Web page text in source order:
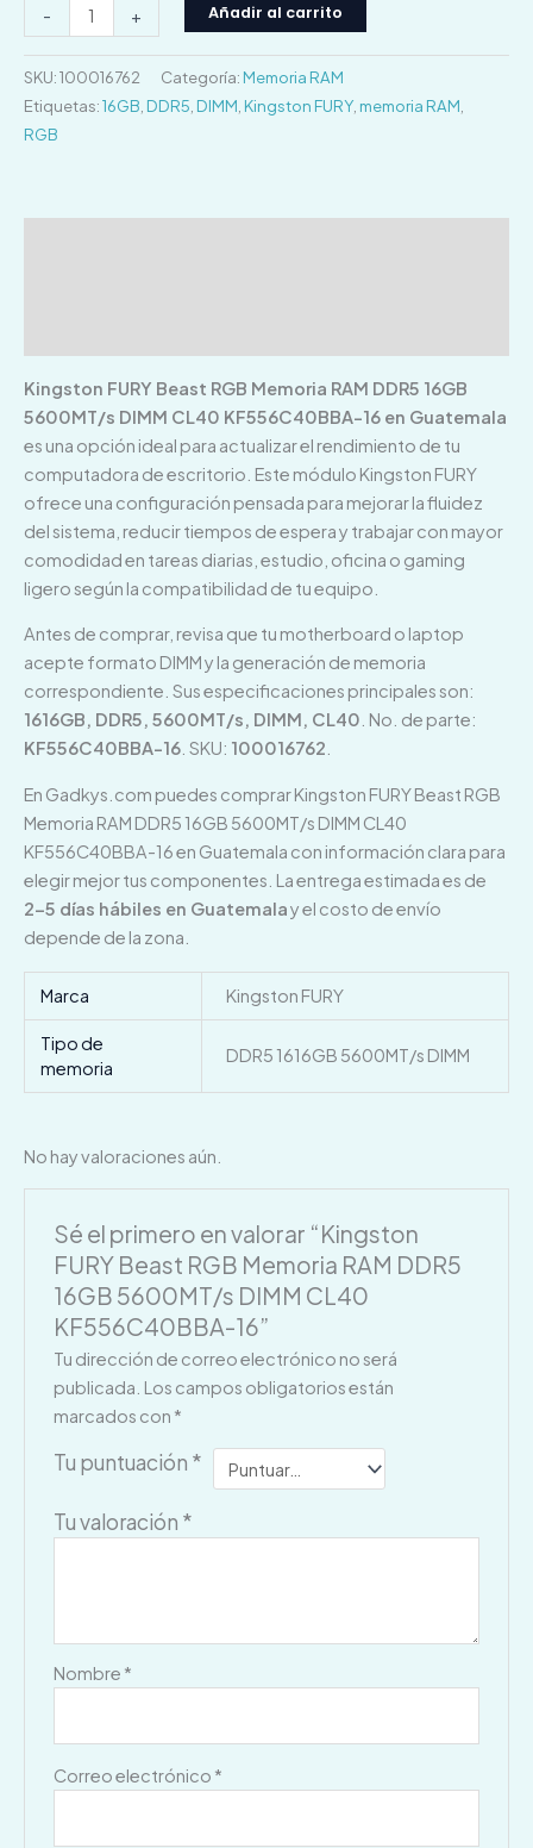
- + Añadir al carrito
SKU:100016762 Categoría: Memoria RAM
Etiquetas:16GB DDR5 DIMM Kingston FURY memoria RAM
RGB
Kingston FURY Beast RGB Memoria RAM DDR5 16GB
5600MT/s DIMM CL40 KF556C40BBA-16 en Guatemala
es una opción ideal para actualizar el rendimiento de tu
computadora de escritorio. Este módulo Kingston FURY
ofrece una configuración pensada para mejorar la fluidez
del sistema, reducir tiempos de espera y trabajar con mayor
comodidad en tareas diarias, estudio, oficina o gaming
ligero según la compatibilidad de tu equipo.
Antes de comprar, revisa que tu motherboard o laptop
acepte formato DIMM y la generación de memoria
correspondiente. Sus especificaciones principales son:
1616GB, DDR5, 5600MT/s, DIMM, CL40 . No. de parte:
KF556C40BBA-16 . SKU: 100016762
En Gadkys.com puedes comprar Kingston FURY Beast RGB
Memoria RAM DDR5 16GB 5600MT/s DIMM CL40
KF556C40BBA-16 en Guatemala con información clara para
elegir mejor tus componentes. La entrega estimada es de
2–5 días hábiles en Guatemalay el costo de envío
depende de la zona.
Marca Kingston FURY
Tipo de
memoria
DDR5 1616GB 5600MT/s DIMM
No hay valoraciones aún.
Sé el primero en valorar “Kingston
FURY Beast RGB Memoria RAM DDR5
16GB 5600MT/s DIMM CL40
KF556C40BBA-16”
Tu dirección de correo electrónico no será
publicada. Los campos obligatorios están
marcados con *
Tu puntuación *
Tu valoración *
Nombre *
Correo electrónico *